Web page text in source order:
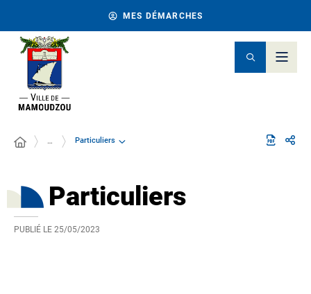
MES DÉMARCHES
… Particuliers
Particuliers
PUBLIÉ LE 25/05/2023